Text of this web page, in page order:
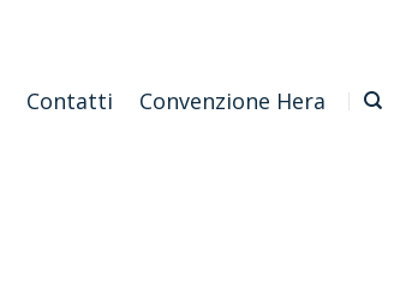
Contatti Convenzione Hera